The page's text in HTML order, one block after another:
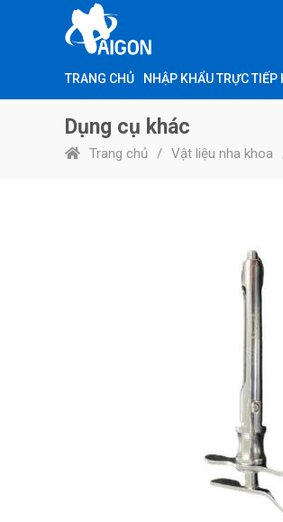
TRANG CHỦ NHẬP KHẨU TRỰC TIẾP
Dụng cụ khác
Trang chủ Vật liệu nha khoa